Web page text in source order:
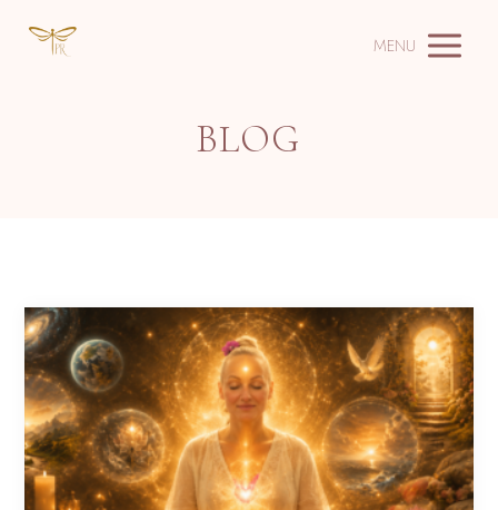
MENU
BLOG